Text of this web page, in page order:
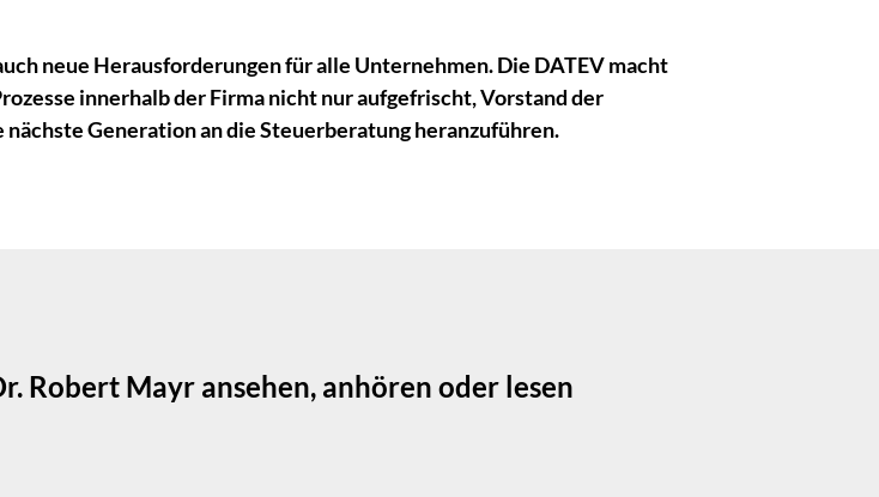
neue Herausforderungen für alle Unternehmen. Die DATEV macht
innerhalb der Firma nicht nur aufgefrischt, Vorstand der
Generation an die Steuerberatung heranzuführen.
Robert Mayr ansehen, anhören oder lesen